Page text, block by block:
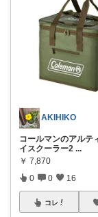
AKIHIKO
コールマンのアルテ
イスクーラー2 ...
￥ 7,870
0 0 16
コレ